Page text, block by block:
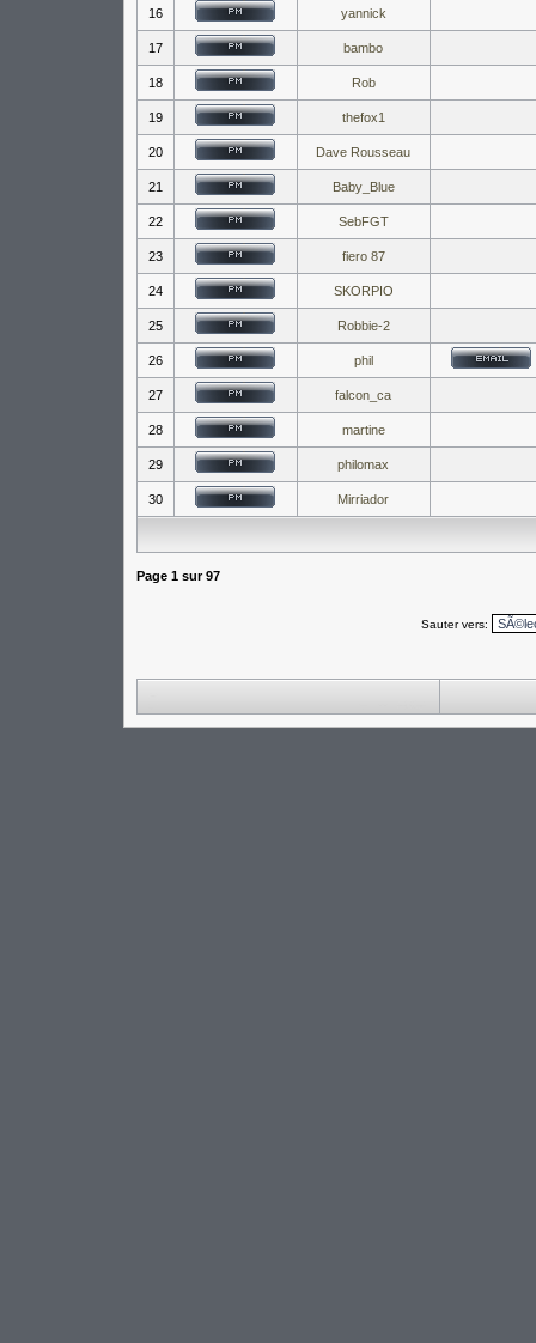
16 yannick
17 bambo
18 Rob
19 thefox1
20 Dave Rousseau
21 Baby_Blue
22 SebFGT
23 fiero 87
24 SKORPIO
25 Robbie-2
26 phil
27 falcon_ca
28 martine
29 philomax
30 Mirriador
Page 1sur97
Sauter vers: